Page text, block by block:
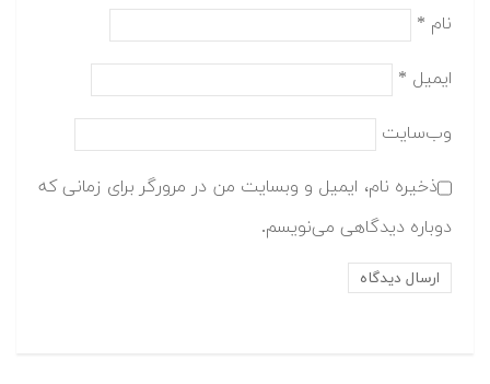
نام *
ایمیل *
وب‌سایت
ذخیره نام، ایمیل و وبسایت من در مرورگر برای زمانی که
دوباره دیدگاهی می‌نویسم.